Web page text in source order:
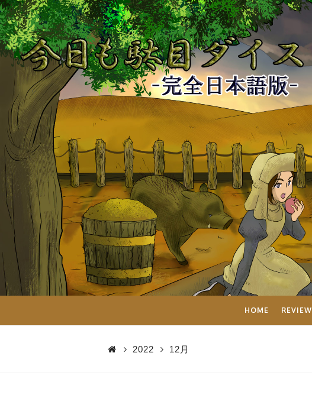
今
日
も
駄
目
ダ
イ
ス
HOME REVIEW
2022 12月